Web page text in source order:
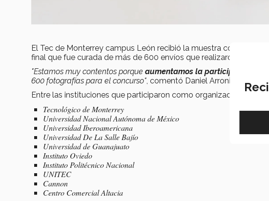
El Tec de Monterrey campus León recibió la muestra conformada
final que fue curada de más de 600 envíos que realizaron
"Estamos muy contentos porque aumentamos la participación de
600 fotografías para el concurso" , comentó Daniel Arroniz,
Entre las instituciones que participaron como organizadores y
Tecnológico de Monterrey
Universidad Nacional Autónoma de México
Universidad Iberoamericana
Universidad De La Salle Bajío
Universidad de Guanajuato
Instituto Oviedo
Instituto Politécnico Nacional
UNITEC
Cannon
Centro Comercial Altacia